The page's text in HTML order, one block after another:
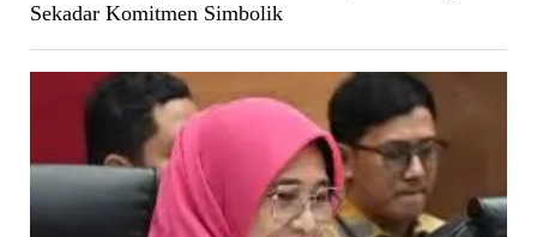
Sekadar Komitmen Simbolik